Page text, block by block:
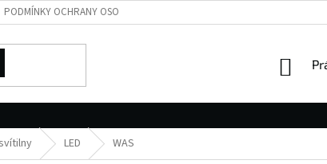
PODMÍNKY OCHRANY OSOBNÍCH ÚDAJŮ
LED WAS